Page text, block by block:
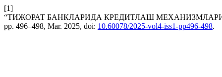
[1]
“ТИЖОРАТ БАНКЛАРИДА КРЕДИТЛАШ
pp. 496–498, Mar. 2025, doi: 10.60078/2025-vol4-iss1-pp496-498.